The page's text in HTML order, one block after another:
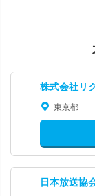
株式会社リ
東京都
日本放送協